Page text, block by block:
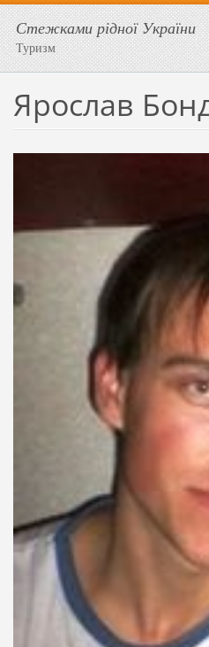
Стежками рідної України
Туризм
Ярослав